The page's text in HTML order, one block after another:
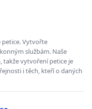
Vytvořte
službám. Naše
takže vytvoření petice je
i těch, kteří o daných